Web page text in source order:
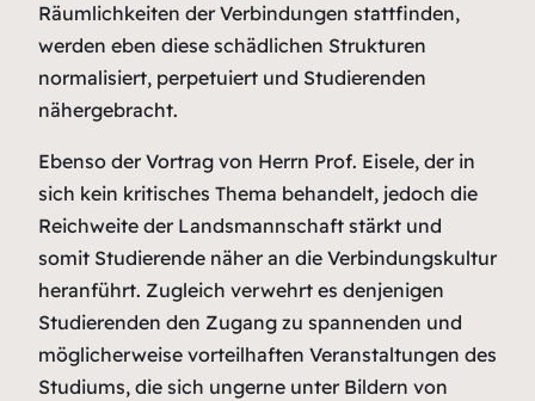
Räumlichkeiten der Verbindungen stattfinden,
werden eben diese schädlichen Strukturen
normalisiert, perpetuiert und Studierenden
nähergebracht.
Ebenso der Vortrag von Herrn Prof. Eisele, der in
sich kein kritisches Thema behandelt, jedoch die
Reichweite der Landsmannschaft stärkt und
somit Studierende näher an die Verbindungskultur
heranführt. Zugleich verwehrt es denjenigen
Studierenden den Zugang zu spannenden und
möglicherweise vorteilhaften Veranstaltungen des
Studiums, die sich ungerne unter Bildern von